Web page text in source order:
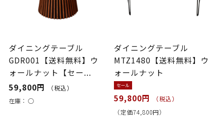
ダイニングテーブル
GDR001【送料無料】ウ
ォールナット【セー...
59,800円
（税込）
在庫： ○
ダイニングテーブル
MTZ1480【送料無料】ウ
ォールナット
セール
59,800円
（税込）
（定価74,800円）